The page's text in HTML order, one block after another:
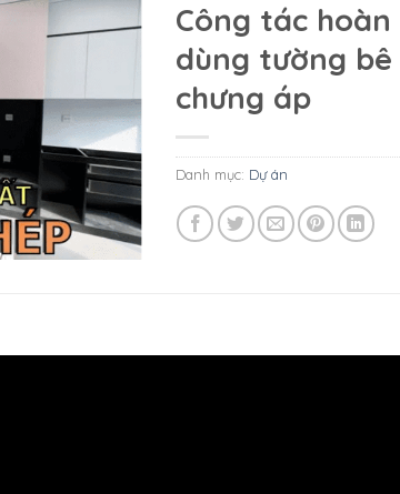
Công tác
dùng tường
chưng áp
Danh mục: Dự án